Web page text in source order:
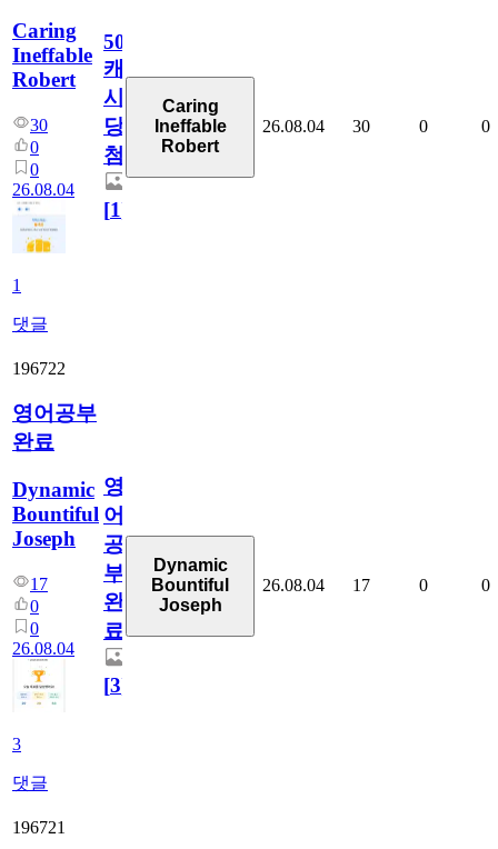
Caring
Ineffable
Robert
30
0
0
26.08.04
1
댓글
50
캐
시
당
첨
[1]
Caring
Ineffable
Robert
26.08.04 30 0 0
196722
영어공부
완료
Dynamic
Bountiful
Joseph
17
0
0
26.08.04
3
댓글
영
어
공
부
완
료
[3]
Dynamic
Bountiful
Joseph
26.08.04 17 0 0
196721